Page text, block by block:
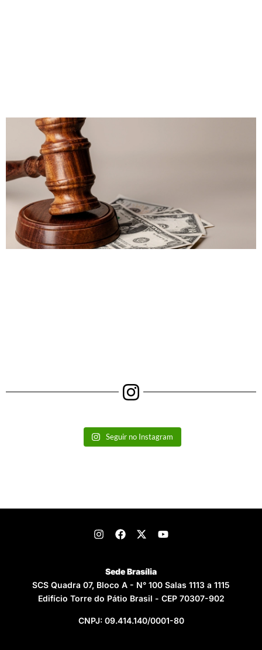
Seguir no Instagram
Sede Brasília
SCS Quadra 07, Bloco A - N° 100 Salas 1113 a 1115
Edifício Torre do Pátio Brasil - CEP 70307-902
CNPJ: 09.414.140/0001-80